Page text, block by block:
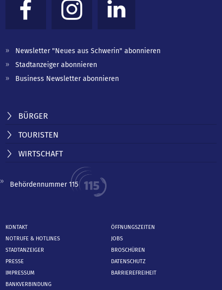
Newsletter "Neues aus Schwerin" abonnieren
Stadtanzeiger abonnieren
Business Newsletter abonnieren
BÜRGER
TOURISTEN
WIRTSCHAFT
Behördennummer 115
KONTAKT
ÖFFNUNGSZEITEN
NOTRUFE & HOTLINES
JOBS
STADTANZEIGER
BROSCHÜREN
PRESSE
DATENSCHUTZ
IMPRESSUM
BARRIEREFREIHEIT
BANKVERBINDUNG